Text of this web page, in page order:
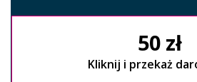
50 zł
Kliknij i przekaż